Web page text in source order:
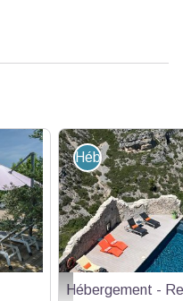
Piscine Metafort -
Hébergement -
Hébergement -